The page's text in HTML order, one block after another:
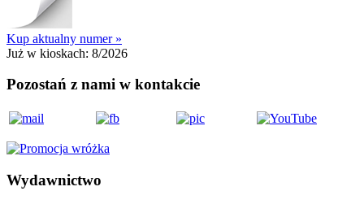
Kup aktualny numer »
Już w kioskach: 8/2026
Pozostań z nami w kontakcie
Wydawnictwo